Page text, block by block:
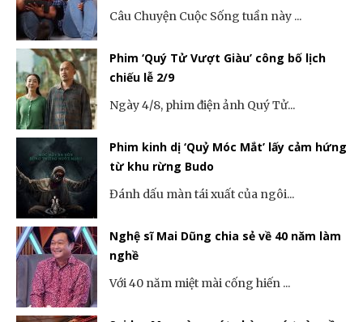
Câu Chuyện Cuộc Sống tuần này ...
Phim ‘Quý Tử Vượt Giàu’ công bố lịch
chiếu lễ 2/9
Ngày 4/8, phim điện ảnh Quý Tử...
Phim kinh dị ‘Quỷ Móc Mắt’ lấy cảm hứng
từ khu rừng Budo
Đánh dấu màn tái xuất của ngôi...
Nghệ sĩ Mai Dũng chia sẻ về 40 năm làm
nghề
Với 40 năm miệt mài cống hiến ...